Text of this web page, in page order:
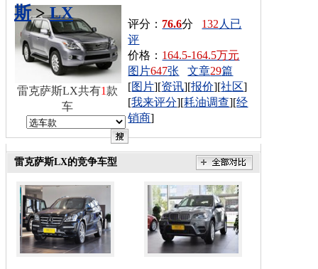
斯>LX
评分： 76.6分 132 人已
评
价格： 164.5-164.5万元
图片647张 文章29篇
[图片][资讯][报价][社区]
[我来评分][耗油调查][经
销商]
雷克萨斯LX共有1款
车
雷克萨斯LX的竞争车型